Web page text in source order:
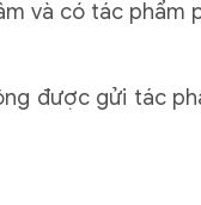
và có tác phẩm
được gửi tác